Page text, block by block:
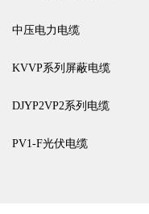
中压电力电缆
KVVP系列屏蔽电缆
DJYP2VP2系列电缆
PV1-F光伏电缆